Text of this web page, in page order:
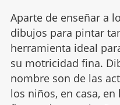
Aparte de enseñar a
dibujos para pintar
herramienta ideal
su motricidad fina.
nombre son de las
los niños, en casa,